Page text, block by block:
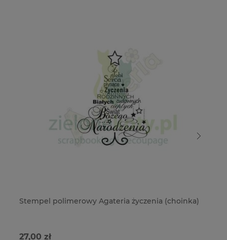
Stempel polimerowy Agateria życzenia (choinka)
27,00 zł